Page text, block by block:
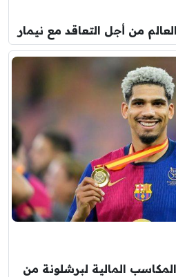
من أجل التعاقد مع نيمار
المالية لبرشلونة من